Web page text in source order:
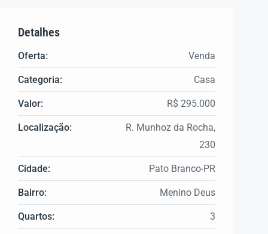
Detalhes
Oferta: Venda
Categoria: Casa
Valor: R$ 295.000
Localização:
R. Munhoz da Rocha,
230
Cidade: Pato Branco-PR
Bairro: Menino Deus
Quartos: 3